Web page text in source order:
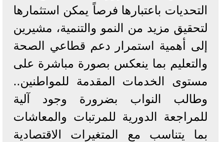
التحديات باعتبارها فرصاً يمكن استثمارها
لتحقيق مزيد من النمو والتنمية، مشيرين
إلى أهمية استمرار دعم قطاعي الصحة
والتعليم بما ينعكس بصورة مباشرة على
مستوى الخدمات المقدمة للمواطنين..
وطالب النواب بضرورة وجود آلية
للمراجعة الدورية للمرتبات والمعاشات
بما يتناسب مع المتغيرات الاقتصادية